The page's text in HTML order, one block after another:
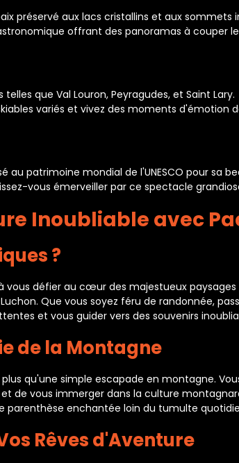
préservé aux lacs cristallins et aux sommets
offrant des panoramas à couper
que Val Louron, Peyragudes, et Saint Lary.
variés et vivez des moments d'émotion
au patrimoine mondial de l'UNESCO pour sa
vous émerveiller par ce spectacle
Inoubliable avec
?
défier au cœur des majestueux paysages
Que vous soyez féru de randonnée,
et vous guider vers des souvenirs
de la Montagne
qu'une simple escapade en montagne.
de vous immerger dans la culture
enchantée loin du tumulte
Rêves d'Aventure